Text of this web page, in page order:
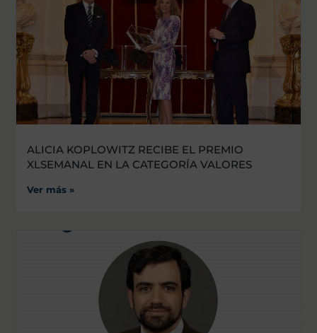
ALICIA KOPLOWITZ RECIBE EL PREMIO
XLSEMANAL EN LA CATEGORÍA VALORES
Ver más »